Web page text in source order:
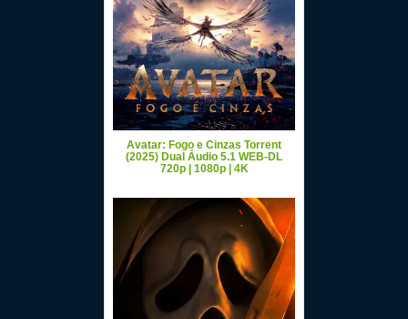
Avatar: Fogo e Cinzas Torrent
(2025) Dual Áudio 5.1 WEB-DL
720p | 1080p | 4K